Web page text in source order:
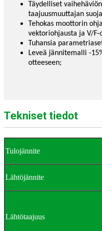
Täydelliset
taajuusmuuttajan
Tehokas moottorin
vektoriohjausta ja V/F-
Tuhansia
Leveä jännitemalli -
otteeseen;
Tekniset tiedot
Tulojännite
Lähtöjännite
Lähtötaajuus